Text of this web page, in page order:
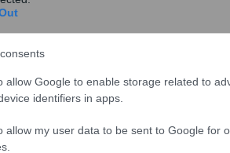
allow Google to enable storage related to
identifiers in apps.
allow my user data to be sent to Google for
και της πορείας του
άλμα επί κοντώ, παίκτης της
του ιστορικού Σωματείου του